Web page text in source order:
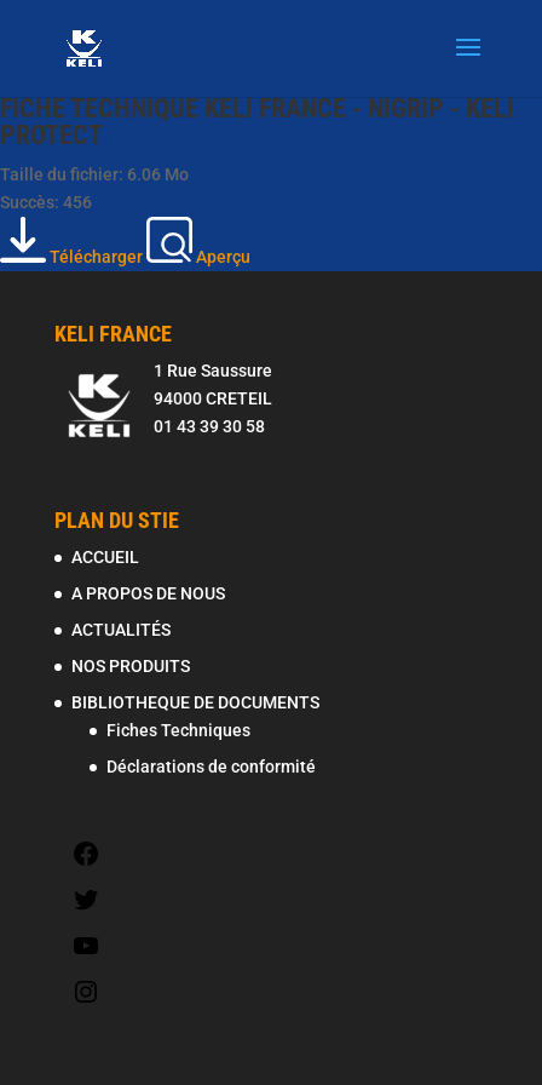
FICHE TECHNIQUE KELI FRANCE - NIGRIP - KELI
PROTECT
Taille du fichier: 6.06 Mo
Succès: 456
Télécharger Aperçu
KELI FRANCE
1 Rue Saussure
94000 CRETEIL
01 43 39 30 58
PLAN DU STIE
ACCUEIL
A PROPOS DE NOUS
ACTUALITÉS
NOS PRODUITS
BIBLIOTHEQUE DE DOCUMENTS
Fiches Techniques
Déclarations de conformité